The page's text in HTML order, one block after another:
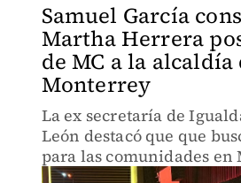
Samuel García
Martha Herrera
de MC a la alcaldía
Monterrey
La ex secretaría de
León destacó que que
para las comunidades en